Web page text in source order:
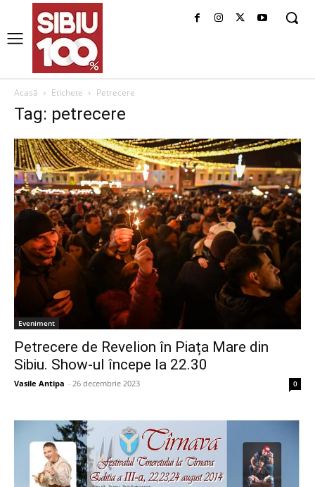
Acasă Etichete Petrecere
Tag: petrecere
Eveniment
Petrecere de Revelion în Piața Mare din
Sibiu. Show-ul începe la 22.30
Vasile Antipa - 26 decembrie 2023 0